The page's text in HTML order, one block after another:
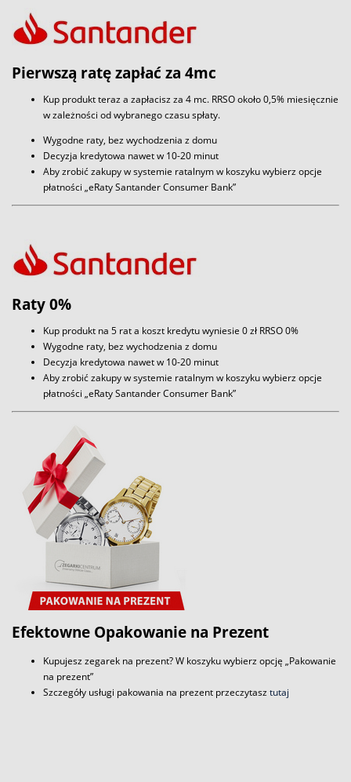
Pierwszą ratę zapłać za 4mc
Kup produkt teraz a zapłacisz za 4 mc. RRSO około 0,5% miesięcznie
w zależności od wybranego czasu spłaty.
Wygodne raty, bez wychodzenia z domu
Decyzja kredytowa nawet w 10-20 minut
Aby zrobić zakupy w systemie ratalnym w koszyku wybierz opcje
płatności „eRaty Santander Consumer Bank”
Raty 0%
Kup produkt na 5 rat a koszt kredytu wyniesie 0 zł RRSO 0%
Wygodne raty, bez wychodzenia z domu
Decyzja kredytowa nawet w 10-20 minut
Aby zrobić zakupy w systemie ratalnym w koszyku wybierz opcje
płatności „eRaty Santander Consumer Bank”
Efektowne Opakowanie na Prezent
Kupujesz zegarek na prezent? W koszyku wybierz opcję „Pakowanie
na prezent”
Szczegóły usługi pakowania na prezent przeczytasztutaj